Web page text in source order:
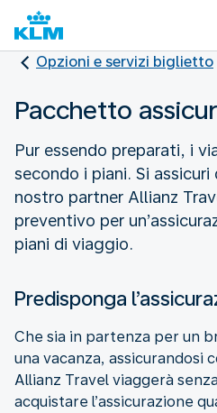
Opzioni e servizi biglietto
Pacchetto
Pur essendo preparati, i
secondo i piani. Si
nostro partner Allianz
preventivo per
piani di viaggio.
Predisponga
Che sia in partenza per un
una vacanza, assicurandosi
Allianz Travel viaggerà
acquistare l’assicurazione